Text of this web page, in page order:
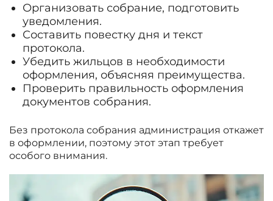
Организовать собрание, подготовить
уведомления.
Составить повестку дня и текст
протокола.
Убедить жильцов в необходимости
оформления, объясняя преимущества.
Проверить правильность оформления
документов собрания.
Без протокола собрания администрация откажет
в оформлении, поэтому этот этап требует
особого внимания.